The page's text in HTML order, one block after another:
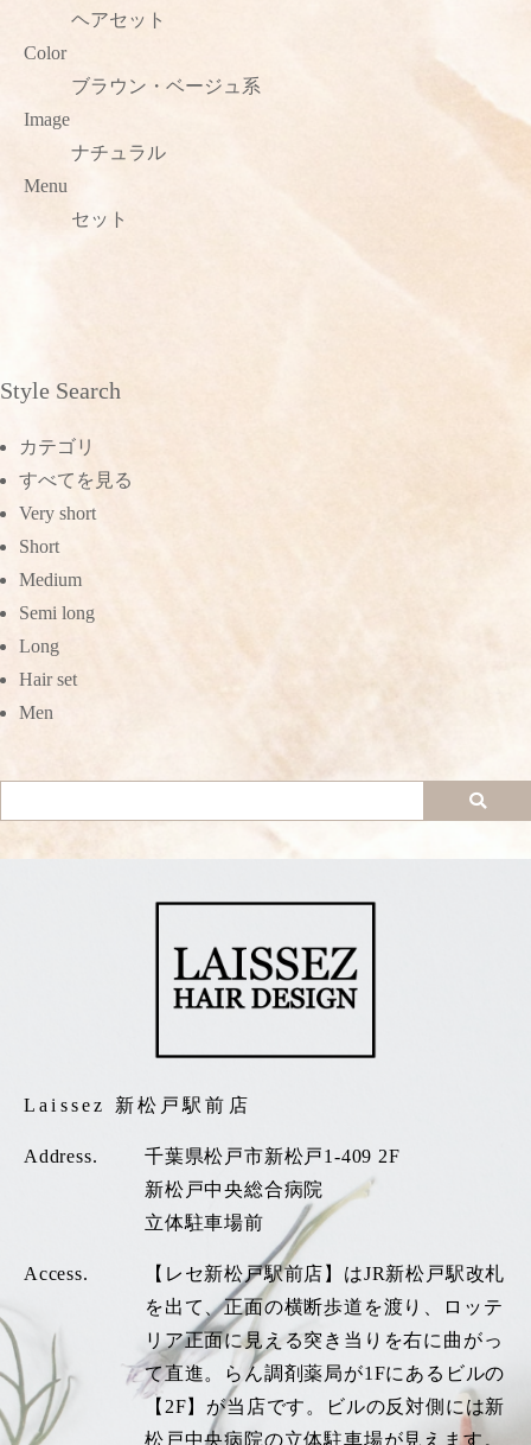
ヘアセット
Color
ブラウン・ベージュ系
Image
ナチュラル
Menu
セット
Style Search
カテゴリ
すべてを見る
Very short
Short
Medium
Semi long
Long
Hair set
Men
Laissez 新松戸駅前店
Address.
千葉県松戸市新松戸1-409 2F
新松戸中央総合病院
立体駐車場前
Access.
【レセ新松戸駅前店】はJR新松戸駅改札
を出て、正面の横断歩道を渡り、ロッテ
リア正面に見える突き当りを右に曲がっ
て直進。らん調剤薬局が1Fにあるビルの
【2F】が当店です。ビルの反対側には新
松戸中央病院の立体駐車場が見えます。